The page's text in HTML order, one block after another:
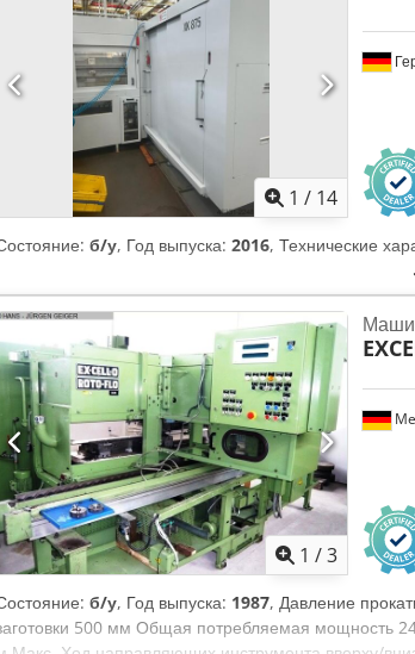
1 / 14
б/у, Год выпуска: 2016, Технические
1 /3
б/у, Год выпуска: 1987, Давление
500 мм Общая потребляемая мощность